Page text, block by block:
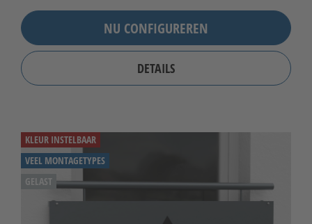
NU CONFIGUREREN
DETAILS
KLEUR INSTELBAAR
VEEL MONTAGETYPES
GELAST